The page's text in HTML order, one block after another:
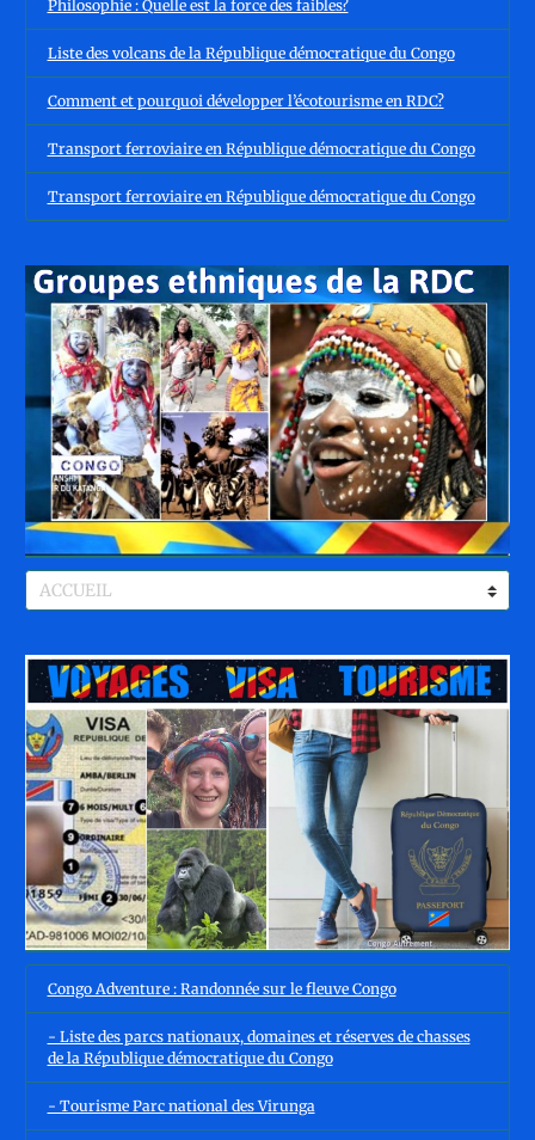
Philosophie : Quelle est la force des faibles?
Liste des volcans de la République démocratique du Congo
Comment et pourquoi développer l’écotourisme en RDC?
Transport ferroviaire en République démocratique du Congo
Transport ferroviaire en République démocratique du Congo
Congo Adventure : Randonnée sur le fleuve Congo
- Liste des parcs nationaux, domaines et réserves de chasses
de la République démocratique du Congo
- Tourisme Parc national des Virunga